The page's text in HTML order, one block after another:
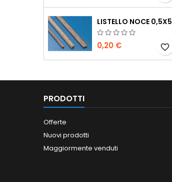
LISTELLO NOCE 0,5X5
0,20 € favorite_border
PRODOTTI
Offerte
Nuovi prodotti
Maggiormente venduti